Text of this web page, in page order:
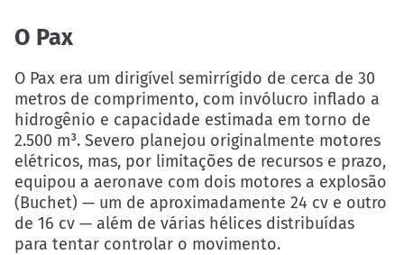
O Pax
O Pax era um dirigível semirrígido de cerca de 30
metros de comprimento, com invólucro inflado a
hidrogênio e capacidade estimada em torno de
2.500 m³. Severo planejou originalmente motores
elétricos, mas, por limitações de recursos e prazo,
equipou a aeronave com dois motores a explosão
(Buchet) — um de aproximadamente 24 cv e outro
de 16 cv — além de várias hélices distribuídas
para tentar controlar o movimento.